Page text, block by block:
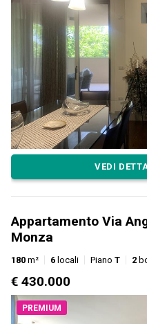
VEDI
Appartamento Via
Monza
180 m² 6 locali Piano T 2
€ 430.000
PREMIUM